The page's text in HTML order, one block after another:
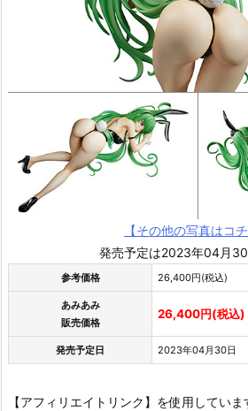
【その他の写真はコチ
発売予定は2023年04月30
参考価格 26,400円(税込)
あみあみ
販売価格
26,400円(税込)
発売予定日 2023年04月30日
【アフィリエイトリンク】を使用していま